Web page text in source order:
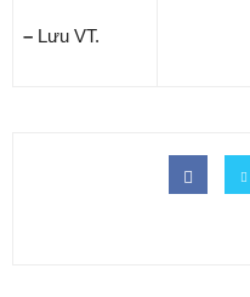
– Lưu VT.